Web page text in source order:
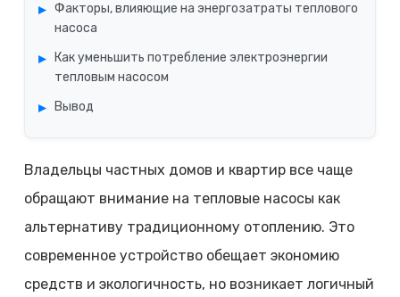
Факторы, влияющие на энергозатраты теплового
насоса
Как уменьшить потребление электроэнергии
тепловым насосом
Вывод
Владельцы частных домов и квартир все чаще
обращают внимание на тепловые насосы как
альтернативу традиционному отоплению. Это
современное устройство обещает экономию
средств и экологичность, но возникает логичный